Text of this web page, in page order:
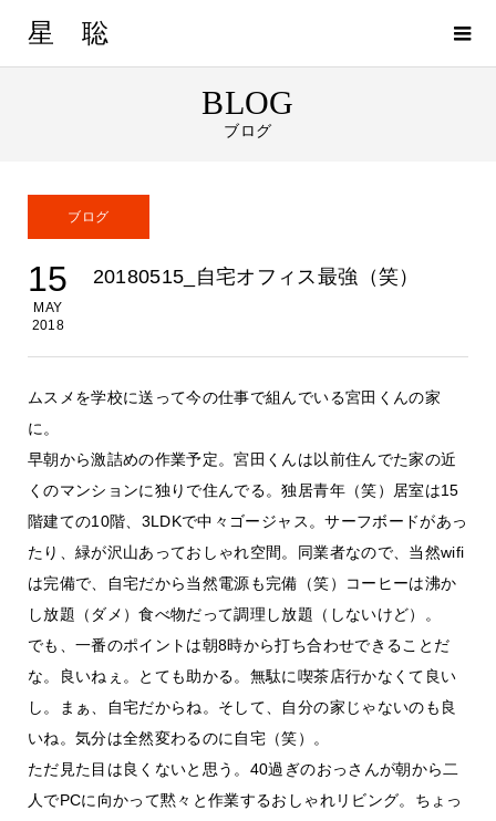
星 聡
BLOG
ブログ
ブログ
15
MAY
2018
20180515_自宅オフィス最強（笑）
ムスメを学校に送って今の仕事で組んでいる宮田くんの家
に。
早朝から激詰めの作業予定。宮田くんは以前住んでた家の近
くのマンションに独りで住んでる。独居青年（笑）居室は15
階建ての10階、3LDKで中々ゴージャス。サーフボードがあっ
たり、緑が沢山あっておしゃれ空間。同業者なので、当然wifi
は完備で、自宅だから当然電源も完備（笑）コーヒーは沸か
し放題（ダメ）食べ物だって調理し放題（しないけど）。
でも、一番のポイントは朝8時から打ち合わせできることだ
な。良いねぇ。とても助かる。無駄に喫茶店行かなくて良い
し。まぁ、自宅だからね。そして、自分の家じゃないのも良
いね。気分は全然変わるのに自宅（笑）。
ただ見た目は良くないと思う。40過ぎのおっさんが朝から二
人でPCに向かって黙々と作業するおしゃれリビング。ちょっ